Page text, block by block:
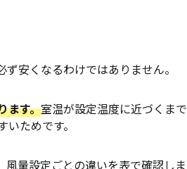
安くなるわけではありません。
ます。室温が設定温度に近づくまで
ためです。
量設定ごとの違いを表で確認しま